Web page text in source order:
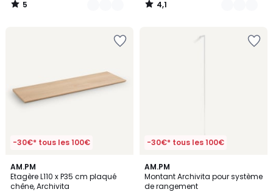
5
/
4,1
/
-30€* tous les 100€
AM.PM
Etagère L110 x P35 cm plaqué
chêne, Archivita
2,5
/ 5
-30€* tous les 100€
AM.PM
Montant Archivita pour système
de rangement
4,1
/ 5
2
Couleurs